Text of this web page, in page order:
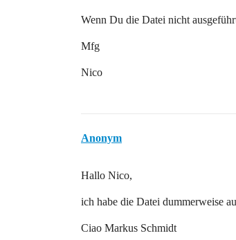
Wenn Du die Datei nicht
Mfg
Nico
Anonym
Hallo Nico,
ich habe die Datei dummerweise
Ciao Markus Schmidt